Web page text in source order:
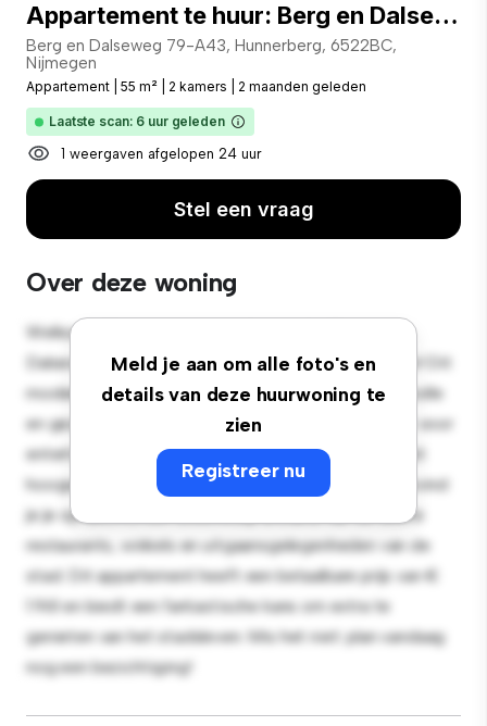
Appartement te huur: Berg en Dalseweg 79-A43 6522 BC Nijmegen
Berg en Dalseweg 79-A43, Hunnerberg, 6522BC,
Nijmegen
Appartement 55 m² 2 kamers 2 maanden geleden
Laatste scan: 6 uur geleden
1 weergaven afgelopen 24 uur
Stel een vraag
Over deze woning
Meld je aan om alle foto's en
details van deze huurwoning te
zien
Registreer nu
Welkom bij je nieuwe toevluchtsoord in Berg en
Dalseweg 79-A43, Hunnerberg, 6522BC, Nijmegen! Dit
moderne 2-slaapkamerappartement biedt een stijlvolle
en gezellige leefruimte. De open indeling is perfect voor
entertainment en de strakke keuken is uitgerust met
hoogwaardige apparatuur. Dankzij de toplocatie bevind
je je op slechts een steenworp afstand van de beste
restaurants, winkels en uitgaansgelegenheden van de
stad. Dit appartement heeft een betaalbare prijs van €
1.961 en biedt een fantastische kans om extra te
genieten van het stadsleven. Mis het niet: plan vandaag
nog een bezichtiging!